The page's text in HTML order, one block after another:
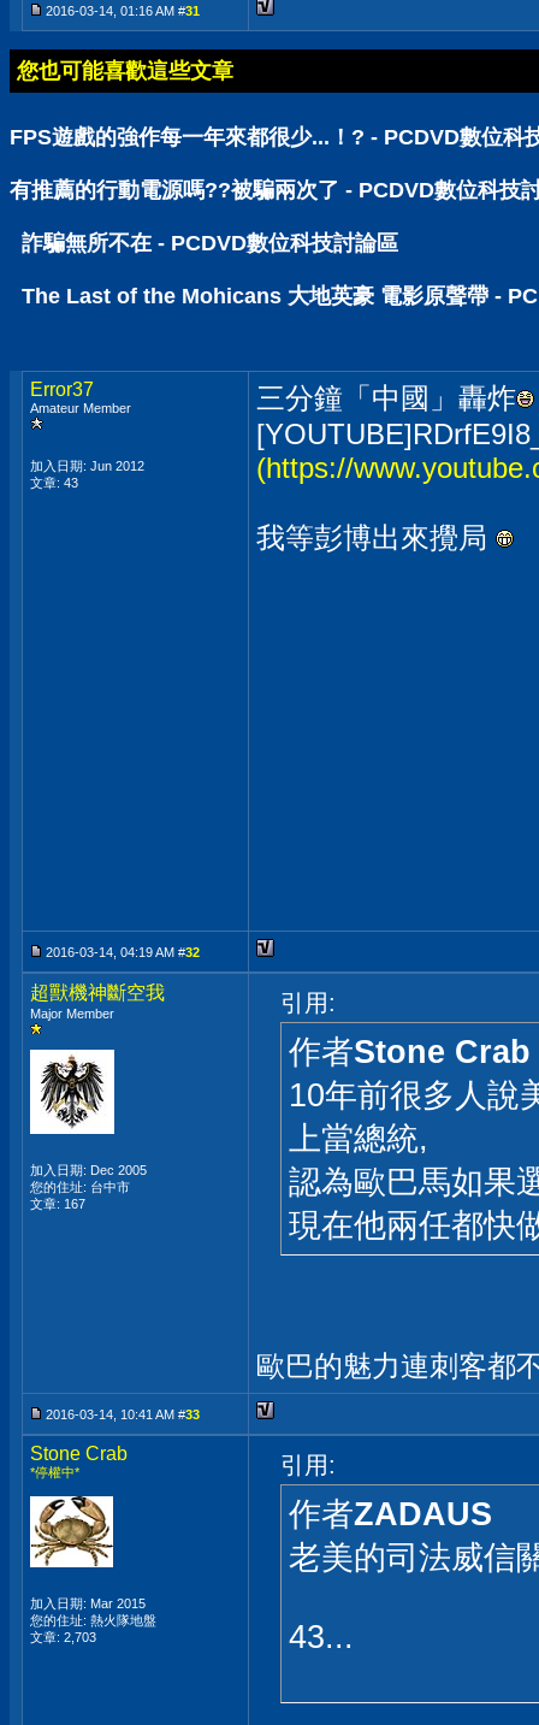
2016-03-14, 01:16 AM #31
您也可能喜歡這些文章
FPS遊戲的強作每一年來都很少...！? - PCDVD數位科
有推薦的行動電源嗎??被騙兩次了 - PCDVD數位科技
詐騙無所不在 - PCDVD數位科技討論區
The Last of the Mohicans 大地英豪 電影原聲帶 -
Error37
Amateur Member
加入日期: Jun 2012
文章: 43
三分鐘「中國」轟炸
(https://
我等彭博出來攪局
2016-03-14, 04:19 AM #32
超獸機神斷空我
Major Member
加入日期: Dec 2005
您的住址: 台中市
文章: 167
引用:
作者Stone Crab
10年前很多人說
上當總統,
認為歐巴馬如果
現在他兩任都快
歐巴的魅力連刺客都
2016-03-14, 10:41 AM #33
Stone Crab
*停權中*
加入日期: Mar 2015
您的住址: 熱火隊地盤
文章: 2,703
引用:
作者ZADAUS
老美的司法威信
43...